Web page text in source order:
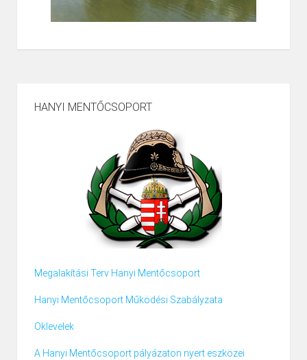
HANYI MENTŐCSOPORT
Megalakítási Terv Hanyi Mentőcsoport
Hanyi Mentőcsoport Működési Szabályzata
Oklevelek
A Hanyi Mentőcsoport pályázaton nyert eszközei